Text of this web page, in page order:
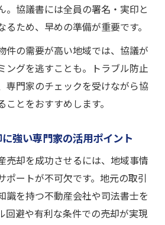
。協議書には全員の署名・実印と
るため、早めの準備が重要です。
件の需要が高い地域では、協議が
ングを逃すことも。トラブル防止
専門家のチェックを受けながら協
とをおすすめします。
強い専門家の活用ポイント
売却を成功させるには、地域事情
ポートが不可欠です。地元の取引
識を持つ不動産会社や司法書士を
回避や有利な条件での売却が実現